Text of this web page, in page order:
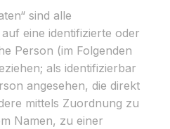
sind alle
eine identifizierte oder
Person (im Folgenden
als identifizierbar
angesehen, die direkt
mittels Zuordnung zu
Namen, zu einer